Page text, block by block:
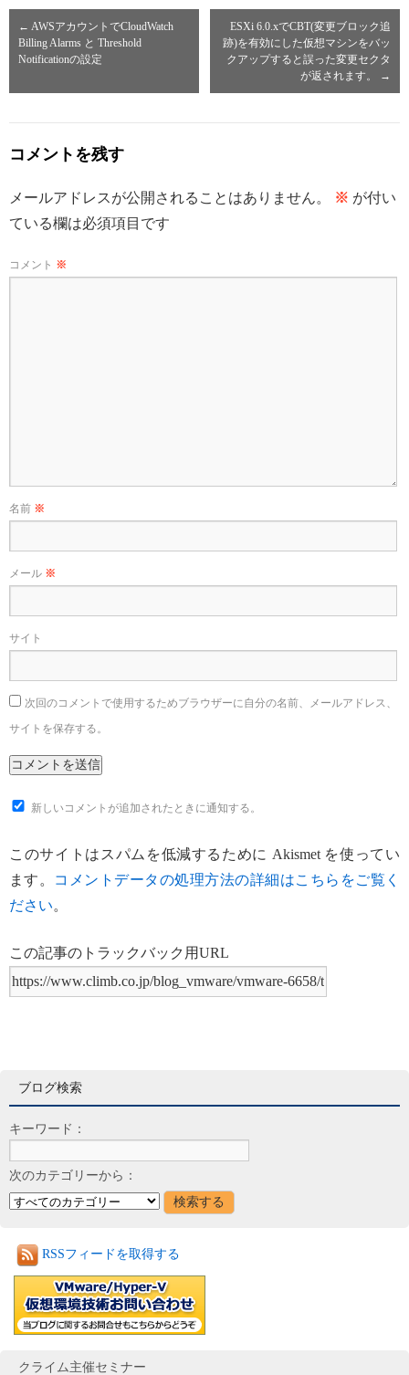
← AWSアカウントでCloudWatch
Billing Alarms と Threshold
Notificationの設定
ESXi 6.0.xでCBT(変更ブロック追
跡)を有効にした仮想マシンをバッ
クアップすると誤った変更セクタ
が返されます。
→
コメントを残す
メールアドレスが公開されることはありません。 ※ が付い
ている欄は必須項目です
コメント ※
名前 ※
メール ※
サイト
次回のコメントで使用するためブラウザーに自分の名前、メールアドレス、
サイトを保存する。
新しいコメントが追加されたときに通知する。
このサイトはスパムを低減するために Akismet を使ってい
ます。 コメントデータの処理方法の詳細はこちらをご覧く
ださい。
この記事のトラックバック用URL
ブログ検索
キーワード：
次のカテゴリーから：
RSSフィードを取得する
クライム主催セミナー